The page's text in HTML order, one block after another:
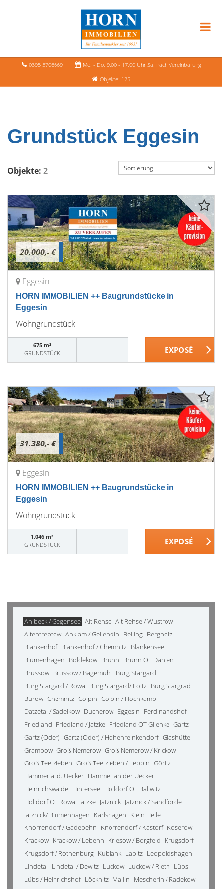
0395 5706669
Mo. - Do. 9.00 - 17.00 Uhr Sa. nach Vereinbarung
Objekte: 125
Grundstück Eggesin
Objekte: 2
20.000,- €
Eggesin
HORN IMMOBILIEN ++ Baugrundstücke in
Eggesin
Wohngrundstück
675 m²
GRUNDSTÜCK
31.380,- €
Eggesin
HORN IMMOBILIEN ++ Baugrundstücke in
Eggesin
Wohngrundstück
1.046 m²
GRUNDSTÜCK
Ahlbeck / Gegensee Alt Rehse Alt Rehse / Wustrow
Altentreptow Anklam / Gellendin Belling Bergholz
Blankenhof Blankenhof / Chemnitz Blankensee
Blumenhagen Boldekow Brunn Brunn OT Dahlen
Brüssow Brüssow / Bagemühl Burg Stargard
Burg Stargard / Rowa Burg Stargard/ Loitz Burg Stargrad
Burow Chemnitz Cölpin Cölpin / Hochkamp
Datzetal / Sadelkow Ducherow Eggesin Ferdinandshof
Friedland Friedland / Jatzke Friedland OT Glienke Gartz
Gartz (Oder) Gartz (Oder) / Hohenreinkendorf Glashütte
Grambow Groß Nemerow Groß Nemerow / Krickow
Groß Teetzleben Groß Teetzleben / Lebbin Göritz
Hammer a. d. Uecker Hammer an der Uecker
Heinrichswalde Hintersee Holldorf OT Ballwitz
Holldorf OT Rowa Jatzke Jatznick Jatznick / Sandförde
Jatznick/ Blumenhagen Karlshagen Klein Helle
Knorrendorf / Gädebehn Knorrendorf / Kastorf Koserow
Krackow Krackow / Lebehn Kriesow / Borgfeld Krugsdorf
Krugsdorf / Rothenburg Kublank Lapitz Leopoldshagen
Lindetal Lindetal / Dewitz Luckow Luckow / Rieth Lübs
Lübs / Heinrichshof Löcknitz Mallin Mescherin / Radekow